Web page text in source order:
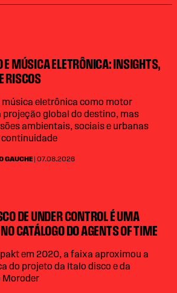
MÚSICA ELETRÔNICA: INSIGHTS,
RISCOS
eletrônica como motor
global do destino, mas
ambientais, sociais e urbanas
continuidade
GAUCHE | 07.08.2026
DE UNDER CONTROL É UMA
CATÁLOGO DO AGENTS OF TIME
em 2020, a faixa aproximou a
do projeto da Italo disco e da
Moroder